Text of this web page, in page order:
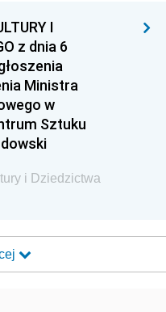
I
z dnia 6
Ministra
w
Sztuku
i Dziedzictwa